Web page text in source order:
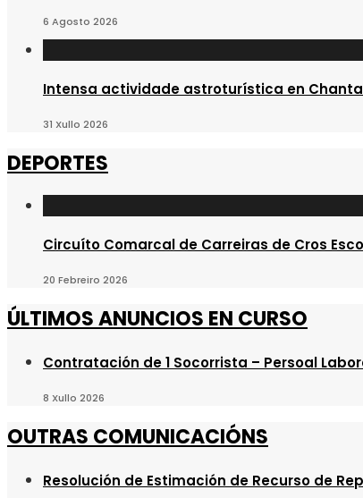
6 Agosto 2026
Intensa actividade astroturística en
31 Xullo 2026
DEPORTES
Circuíto Comarcal de Carreiras de Cros
20 Febreiro 2026
ÚLTIMOS ANUNCIOS EN CURSO
Contratación de 1 Socorrista – Persoal
8 Xullo 2026
OUTRAS COMUNICACIÓNS
Resolución de Estimación de Recurso de